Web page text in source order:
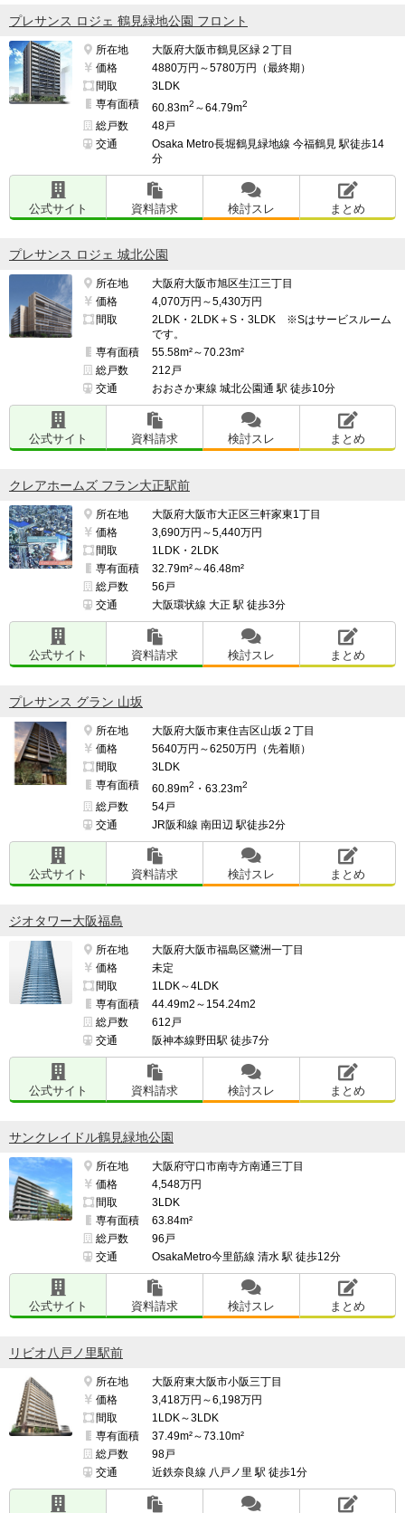
プレサンス ロジェ 鶴見緑地公園 フロント
所在地
大阪府大阪市鶴見区緑２丁目
価格
4880万円～5780万円（最終期）
間取
3LDK
専有面積
60.83m2 ～64.79m2
総戸数
48戸
交通
Osaka Metro長堀鶴見緑地線 今福鶴見 駅徒歩14
分
公式サイト 資料請求 検討スレ まとめ
プレサンス ロジェ 城北公園
所在地
大阪府大阪市旭区生江三丁目
価格
4,070万円～5,430万円
間取
2LDK・2LDK＋S・3LDK ※Sはサービスルーム
です。
専有面積
55.58m²～70.23m²
総戸数
212戸
交通
おおさか東線 城北公園通 駅 徒歩10分
公式サイト 資料請求 検討スレ まとめ
クレアホームズ フラン大正駅前
所在地
大阪府大阪市大正区三軒家東1丁目
価格
3,690万円～5,440万円
間取
1LDK・2LDK
専有面積
32.79m²～46.48m²
総戸数
56戸
交通
大阪環状線 大正 駅 徒歩3分
公式サイト 資料請求 検討スレ まとめ
プレサンス グラン 山坂
所在地
大阪府大阪市東住吉区山坂２丁目
価格
5640万円～6250万円（先着順）
間取
3LDK
専有面積
60.89m2 ・63.23m2
総戸数
54戸
交通
JR阪和線 南田辺 駅徒歩2分
公式サイト 資料請求 検討スレ まとめ
ジオタワー大阪福島
所在地
大阪府大阪市福島区鷺洲一丁目
価格
未定
間取
1LDK～4LDK
専有面積
44.49m2～154.24m2
総戸数
612戸
交通
阪神本線野田駅 徒歩7分
公式サイト 資料請求 検討スレ まとめ
サンクレイドル鶴見緑地公園
所在地
大阪府守口市南寺方南通三丁目
価格
4,548万円
間取
3LDK
専有面積
63.84m²
総戸数
96戸
交通
OsakaMetro今里筋線 清水 駅 徒歩12分
公式サイト 資料請求 検討スレ まとめ
リビオ八戸ノ里駅前
所在地
大阪府東大阪市小阪三丁目
価格
3,418万円～6,198万円
間取
1LDK～3LDK
専有面積
37.49m²～73.10m²
総戸数
98戸
交通
近鉄奈良線 八戸ノ里 駅 徒歩1分